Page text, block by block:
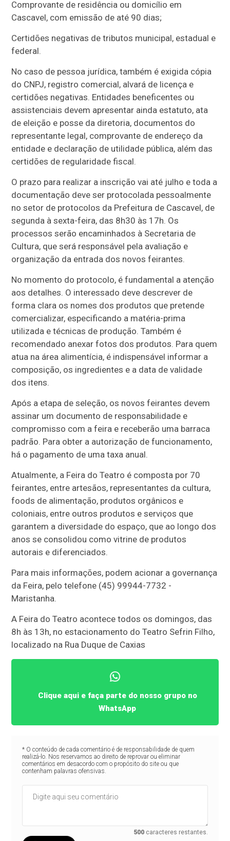
Comprovante de residência ou domicílio em
Cascavel, com emissão de até 90 dias;
Certidões negativas de tributos municipal, estadual e
federal.
No caso de pessoa jurídica, também é exigida cópia
do CNPJ, registro comercial, alvará de licença e
certidões negativas. Entidades beneficentes ou
assistenciais devem apresentar ainda estatuto, ata
de eleição e posse da diretoria, documentos do
representante legal, comprovante de endereço da
entidade e declaração de utilidade pública, além das
certidões de regularidade fiscal.
O prazo para realizar a inscrição vai até julho e toda a
documentação deve ser protocolada pessoalmente
no setor de protocolos da Prefeitura de Cascavel, de
segunda à sexta-feira, das 8h30 às 17h. Os
processos serão encaminhados à Secretaria de
Cultura, que será responsável pela avaliação e
organização da entrada dos novos feirantes.
No momento do protocolo, é fundamental a atenção
aos detalhes. O interessado deve descrever de
forma clara os nomes dos produtos que pretende
comercializar, especificando a matéria-prima
utilizada e técnicas de produção. Também é
recomendado anexar fotos dos produtos. Para quem
atua na área alimentícia, é indispensável informar a
composição, os ingredientes e a data de validade
dos itens.
Após a etapa de seleção, os novos feirantes devem
assinar um documento de responsabilidade e
compromisso com a feira e receberão uma barraca
padrão. Para obter a autorização de funcionamento,
há o pagamento de uma taxa anual.
Atualmente, a Feira do Teatro é composta por 70
feirantes, entre artesãos, representantes da cultura,
foods de alimentação, produtos orgânicos e
coloniais, entre outros produtos e serviços que
garantem a diversidade do espaço, que ao longo dos
anos se consolidou como vitrine de produtos
autorais e diferenciados.
Para mais informações, podem acionar a governança
da Feira, pelo telefone (45) 99944-7732 -
Maristanha.
A Feira do Teatro acontece todos os domingos, das
8h às 13h, no estacionamento do Teatro Sefrin Filho,
localizado na Rua Duque de Caxias
Clique aqui e faça parte do nosso grupo no
WhatsApp
* O conteúdo de cada comentário é de responsabilidade de quem
realizá-lo. Nos reservamos ao direito de reprovar ou eliminar
comentários em desacordo com o propósito do site ou que
contenham palavras ofensivas.
500 caracteres restantes.